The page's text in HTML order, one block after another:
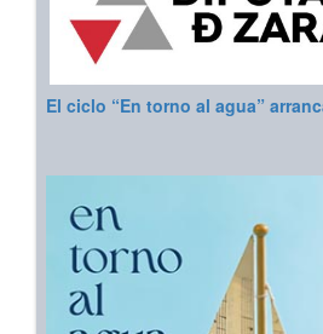
El ciclo “En torno al agua”